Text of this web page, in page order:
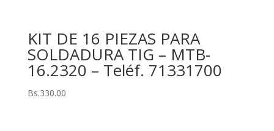
KIT DE 16 PIEZAS PARA
SOLDADURA TIG – MTB-
16.2320 – Teléf. 71331700
Bs.330.00